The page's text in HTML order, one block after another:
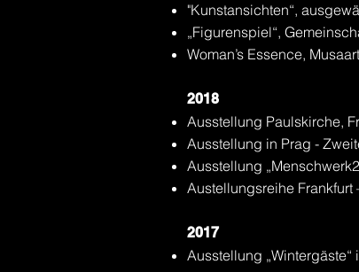
"Kunstansichten“,
„Figurenspiel“,
Woman’s Essence,
2018
Ausstellung Paulskirche,
Ausstellung in Prag -
Ausstellung
Austellungsreihe Frankfurt
2017
Ausstellung